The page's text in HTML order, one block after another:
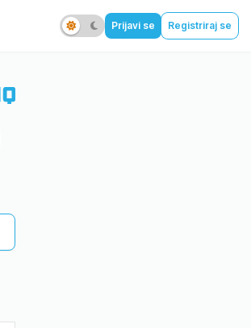
Prijavi se Registriraj se